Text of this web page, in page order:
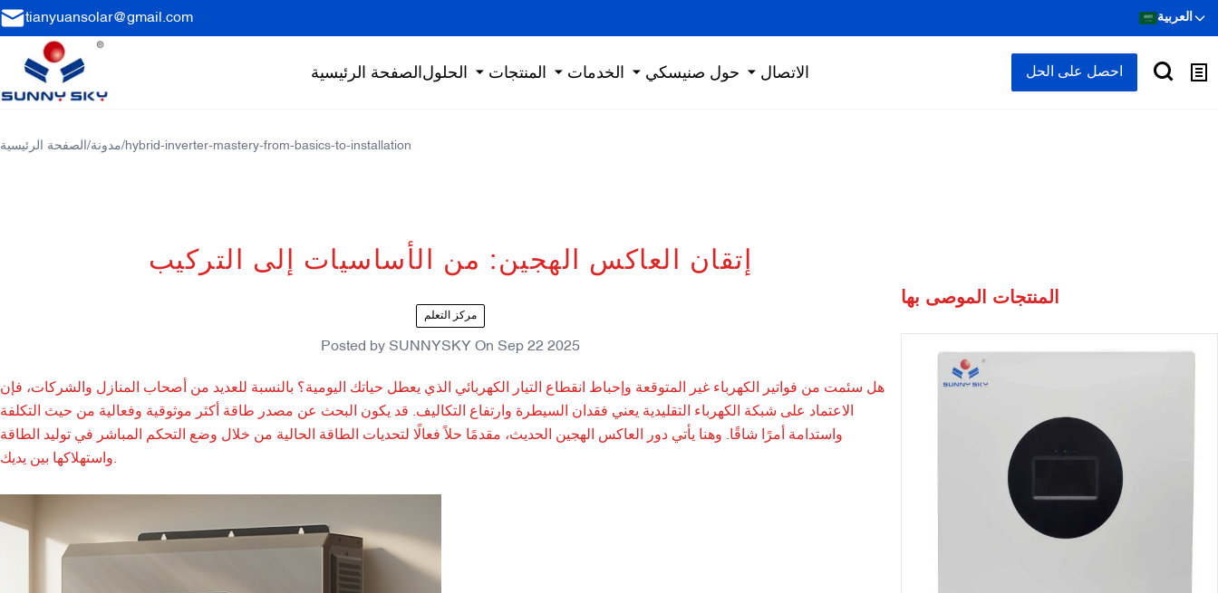
tianyuansolar@gmail.com العربية
الصفحة الرئيسية الحلول المنتجات الخدمات حول صنيسكي الاتصال احصل على الحل
الصفحة الرئيسية /مدونة/hybrid-inverter-mastery-from-basics-to-installation
إتقان العاكس الهجين: من الأساسيات إلى التركيب
مركز التعلم
Posted by SUNNYSKY On Sep 22 2025
هل سئمت من فواتير الكهرباء غير المتوقعة وإحباط انقطاع التيار الكهربائي الذي يعطل حياتك اليومية؟ بالنسبة للعديد من أصحاب المنازل والشركات، فإن
الاعتماد على شبكة الكهرباء التقليدية يعني فقدان السيطرة وارتفاع التكاليف. قد يكون البحث عن مصدر طاقة أكثر موثوقية وفعالية من حيث التكلفة
واستدامة أمرًا شاقًا. وهنا يأتي دور العاكس الهجين الحديث، مقدمًا حلاً فعالًا لتحديات الطاقة الحالية من خلال وضع التحكم المباشر في توليد الطاقة
واستهلاكها بين يديك.
المنتجات الموصى بها